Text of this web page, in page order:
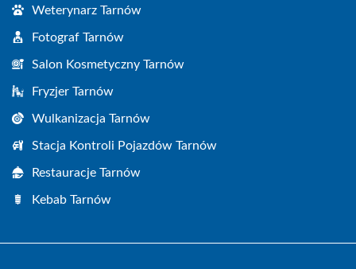
Weterynarz Tarnów
Fotograf Tarnów
Salon Kosmetyczny Tarnów
Fryzjer Tarnów
Wulkanizacja Tarnów
Stacja Kontroli Pojazdów Tarnów
Restauracje Tarnów
Kebab Tarnów